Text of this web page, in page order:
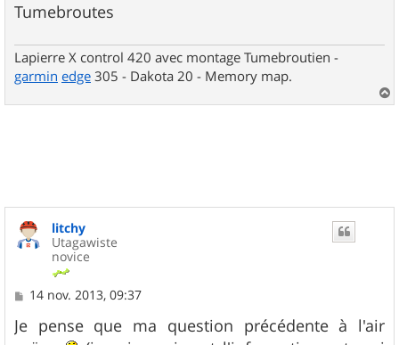
Tumebroutes
Lapierre X control 420 avec montage Tumebroutien -
garmin edge 305 - Dakota 20 - Memory map.
a
litchy
Utagawiste
novice
M
s
s
14 nov. 2013, 09:37
Je pense que ma question précédente à l'air